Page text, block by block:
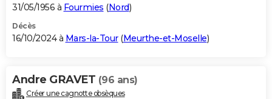
31/05/1956 à Fourmies (Nord)
Décès
16/10/2024 à Mars-la-Tour(Meurthe-et-Moselle)
Andre GRAVET (96 ans)
Créer une cagnotte obsèques